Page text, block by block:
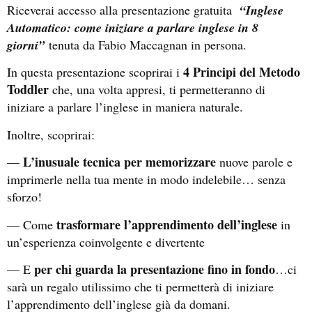
Riceverai accesso alla presentazione gratuita “Inglese
Automatico: come iniziare a parlare inglese in 8
giorni” tenuta da Fabio Maccagnan in persona.
In questa presentazione scoprirai i 4 Principi del Metodo
Toddler che, una volta appresi, ti permetteranno di
iniziare a parlare l’inglese in maniera naturale.
Inoltre, scoprirai:
— L’inusuale tecnica per memorizzare nuove parole e
imprimerle nella tua mente in modo indelebile… senza
sforzo!
— Come trasformare l’apprendimento dell’inglese in
un’esperienza coinvolgente e divertente
— E per chi guarda la presentazione fino in fondo…ci
sarà un regalo utilissimo che ti permetterà di iniziare
l’apprendimento dell’inglese già da domani.